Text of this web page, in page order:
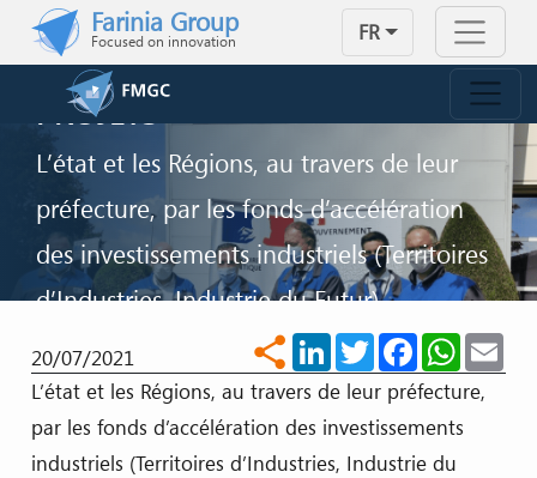
Skip to main content
Farinia Group
Focused on innovation FR
DU PLAN DE RELANCE
NATIONAL POUR DEUX DE SES
PROJETS
L’état et les Régions, au travers de leur
préfecture, par les fonds d’accélération
des investissements industriels (Territoires
d’Industries, Industrie du Futur)
participent au fin
NOUS CONTACTER
20/07/2021 share LinkedInTwitterFacebook
L’état et les Régions, au travers de leur préfecture,
par les fonds d’accélération des investissements
industriels (Territoires d’Industries, Industrie du